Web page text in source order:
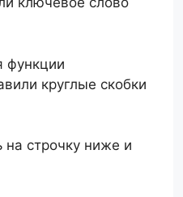
функции
круглые скобки
строчку ниже и